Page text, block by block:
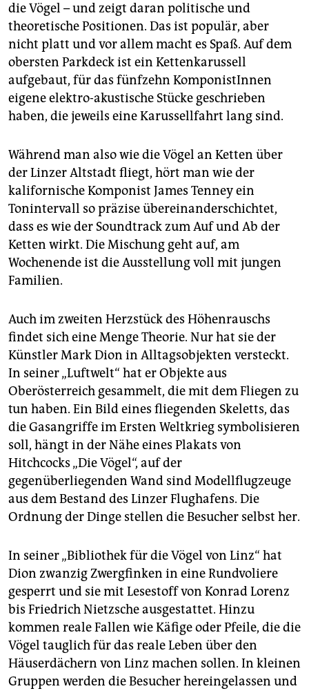
die Vögel – und zeigt daran politische und
theoretische Positionen. Das ist populär, aber
nicht platt und vor allem macht es Spaß. Auf dem
obersten Parkdeck ist ein Kettenkarussell
aufgebaut, für das fünfzehn KomponistInnen
eigene elektro-akustische Stücke geschrieben
haben, die jeweils eine Karussellfahrt lang sind.
Während man also wie die Vögel an Ketten über
der Linzer Altstadt fliegt, hört man wie der
kalifornische Komponist James Tenney ein
Tonintervall so präzise übereinanderschichtet,
dass es wie der Soundtrack zum Auf und Ab der
Ketten wirkt. Die Mischung geht auf, am
Wochenende ist die Ausstellung voll mit jungen
Familien.
Auch im zweiten Herzstück des Höhenrauschs
findet sich eine Menge Theorie. Nur hat sie der
Künstler Mark Dion in Alltagsobjekten versteckt.
In seiner „Luftwelt“ hat er Objekte aus
Oberösterreich gesammelt, die mit dem Fliegen zu
tun haben. Ein Bild eines fliegenden Skeletts, das
die Gasangriffe im Ersten Weltkrieg symbolisieren
soll, hängt in der Nähe eines Plakats von
Hitchcocks „Die Vögel“, auf der
gegenüberliegenden Wand sind Modellflugzeuge
aus dem Bestand des Linzer Flughafens. Die
Ordnung der Dinge stellen die Besucher selbst her.
In seiner „Bibliothek für die Vögel von Linz“ hat
Dion zwanzig Zwergfinken in eine Rundvoliere
gesperrt und sie mit Lesestoff von Konrad Lorenz
bis Friedrich Nietzsche ausgestattet. Hinzu
kommen reale Fallen wie Käfige oder Pfeile, die die
Vögel tauglich für das reale Leben über den
Häuserdächern von Linz machen sollen. In kleinen
Gruppen werden die Besucher hereingelassen und